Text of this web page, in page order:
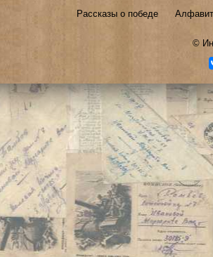
Рассказы о победе
©